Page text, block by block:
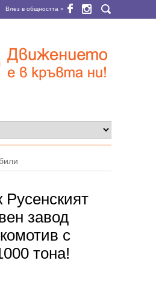
Влез в общността »
Русенският
завод
с
тона!